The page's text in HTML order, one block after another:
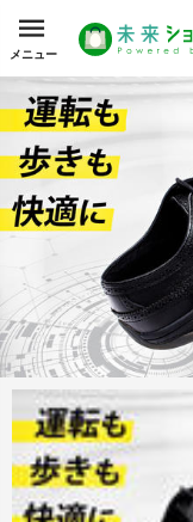
メニュー